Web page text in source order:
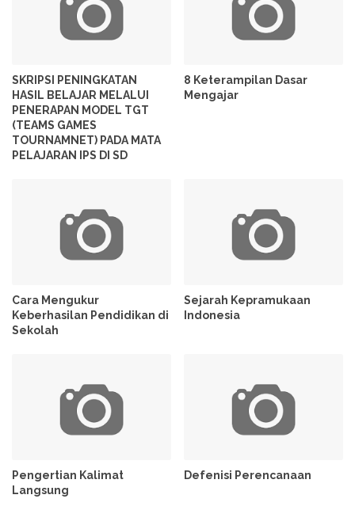
SKRIPSI PENINGKATAN
HASIL BELAJAR MELALUI
PENERAPAN MODEL TGT
(TEAMS GAMES
TOURNAMNET) PADA MATA
PELAJARAN IPS DI SD
8 Keterampilan Dasar
Mengajar
Cara Mengukur
Keberhasilan Pendidikan di
Sekolah
Sejarah Kepramukaan
Indonesia
Pengertian Kalimat
Langsung
Defenisi Perencanaan